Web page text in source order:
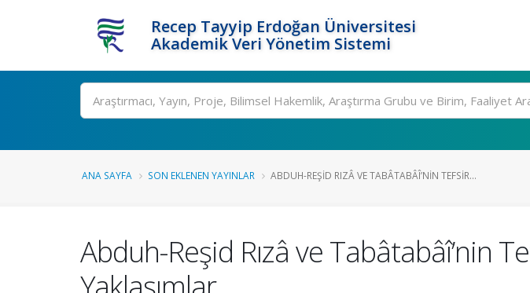
Recep Tayyip Erdoğan Üniversitesi
Akademik Veri Yönetim Sistemi
Ara
ANA SAYFA SON EKLENEN YAYINLAR ABDUH-REŞID RIZÂ VE TABÂTABÂÎ’NIN TEFSIR...
Abduh-Reşid Rızâ ve Tabâtabâî’nin